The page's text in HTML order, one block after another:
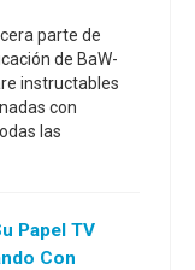
parte de
de BaW-
instructables
con
las
Papel TV
Con